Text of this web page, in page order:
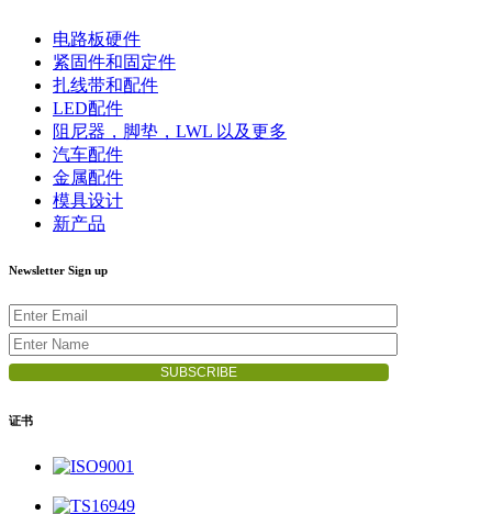
电路板硬件
紧固件和固定件
扎线带和配件
LED配件
阻尼器，脚垫，LWL 以及更多
汽车配件
金属配件
模具设计
新产品
Newsletter Sign up
证书